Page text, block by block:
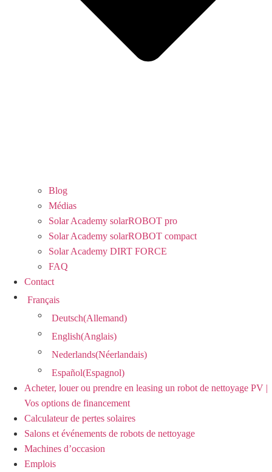
Blog
Médias
Solar Academy solarROBOT pro
Solar Academy solarROBOT compact
Solar Academy DIRT FORCE
FAQ
Contact
Français
Deutsch(Allemand)
English(Anglais)
Nederlands(Néerlandais)
Español(Espagnol)
Acheter, louer ou prendre en leasing un robot de nettoyage PV |
Vos options de financement
Calculateur de pertes solaires
Salons et événements de robots de nettoyage
Machines d’occasion
Emplois